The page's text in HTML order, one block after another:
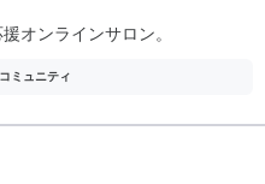
ンラインサロン。
ミュニティ